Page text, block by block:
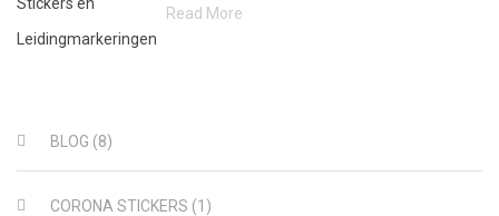
Read More
BLOG (8)
CORONA STICKERS (1)